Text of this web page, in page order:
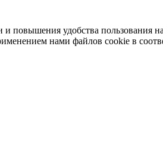
повышения удобства пользования
нами файлов cookie в